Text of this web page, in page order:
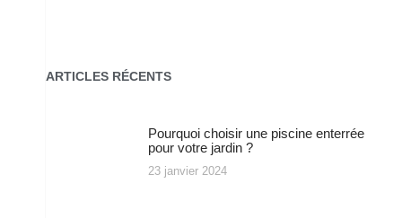
ARTICLES RÉCENTS
Pourquoi choisir une piscine enterrée
pour votre jardin ?
23 janvier 2024